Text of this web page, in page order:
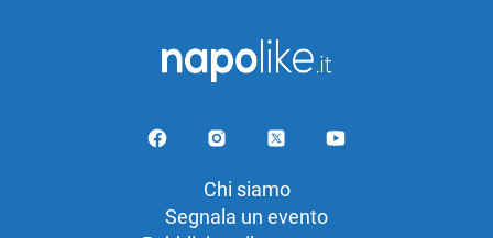
Chi siamo
Segnala un evento